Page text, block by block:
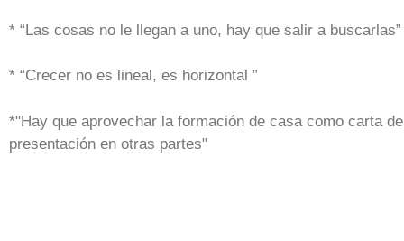
* “Las cosas no le llegan a uno, hay que salir a buscarlas”
* “Crecer no es lineal, es horizontal ”
*"Hay que aprovechar la formación de casa como carta de
presentación en otras partes"